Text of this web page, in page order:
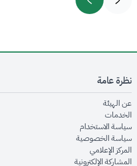
نظرة عامة
عن الهيئةopens in new window
الخدماتopens in new window
سياسة الاستخدام
سياسة الخصوصيةopens in new window
المركز الإعلاميopens in new window
المشاركة الإلكترونيةopens in new window